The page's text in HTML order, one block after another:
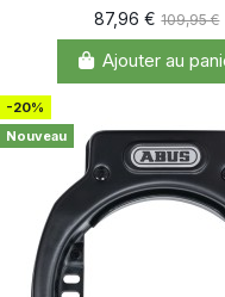
87,96 €109,95 €
Ajouter au
-20%
Nouveau